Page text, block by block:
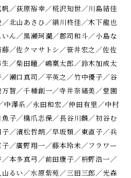
／荻原裕幸／椛沢知世／川島結佳
北山あさひ／絹川柊佳／木下龍也
ん／黒瀬珂瀾／郡司和斗／小島な
／佐クマサトシ／笹井宏之／佐佐
／柴田瞳／嶋稟太郎／鈴木加成太
瀬口真司／平英之／竹中優子／谷
智／千種創一／寺井奈緒美／堂園
澤系／永田和宏／仲田有里／中村
子／橋爪志保／長谷川麟／初谷む
／濱松哲朗／早坂類／東直子／兵
／廣野翔一／藤本玲未／フラワー
本多真弓／前田康子／枡野浩一／
るい／水原紫苑／三田三郎／光森